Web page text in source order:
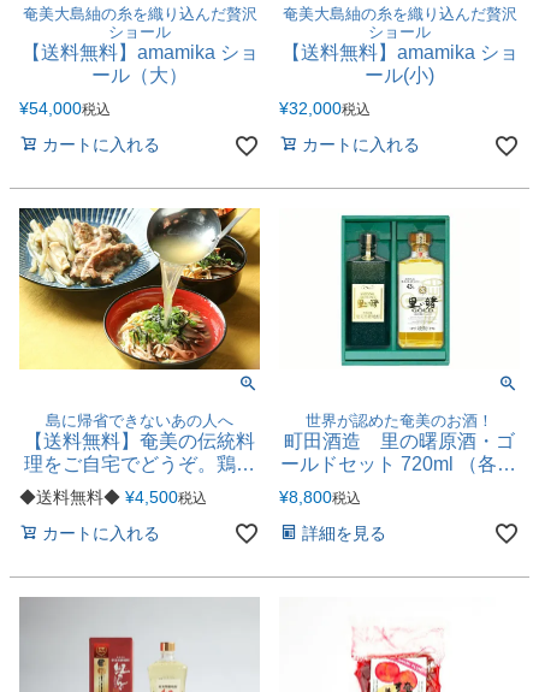
奄美大島紬の糸を織り込んだ贅沢
ショール
【送料無料】amamika ショ
ール（大）
¥54,000税込
カートに入れる
奄美大島紬の糸を織り込んだ贅沢
ショール
【送料無料】amamika ショ
ール(小)
¥32,000税込
カートに入れる
島に帰省できないあの人へ
【送料無料】奄美の伝統料
理をご自宅でどうぞ。鶏飯
＆豚骨ファミリーセット
◆送料無料◆ ¥4,500税込
カートに入れる
世界が認めた奄美のお酒！
町田酒造 里の曙原酒・ゴ
ールドセット 720ml （各43
¥8,800税込
詳細を見る